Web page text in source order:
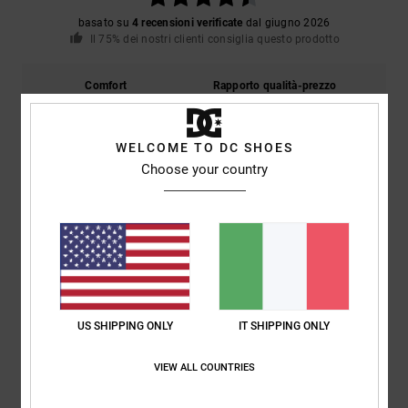
basato su4 recensioni verificate dal giugno 2026
Il 75% dei nostri clienti consiglia questo prodotto
Comfort
4.8
Rapporto qualità-prezzo
4.8
Colore
WELCOME TO DC SHOES
Choose your country
US SHIPPING ONLY IT SHIPPING ONLY
VIEW ALL COUNTRIES